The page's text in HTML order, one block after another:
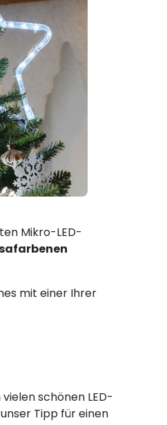
Mikro-LED-
mit einer Ihrer
schönen LED-
Tipp für einen